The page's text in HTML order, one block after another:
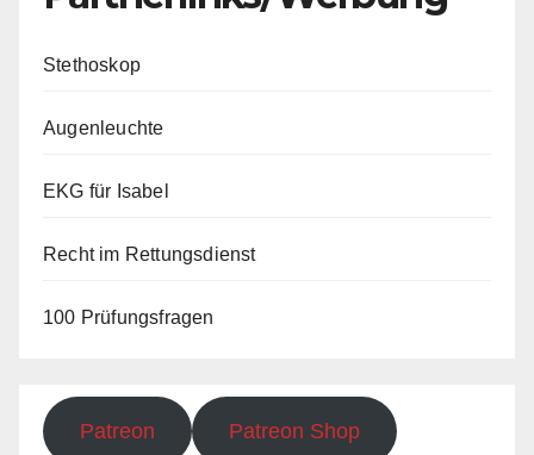
Stethoskop
Augenleuchte
EKG für Isabel
Recht im Rettungsdienst
100 Prüfungsfragen
Patreon Patreon Shop